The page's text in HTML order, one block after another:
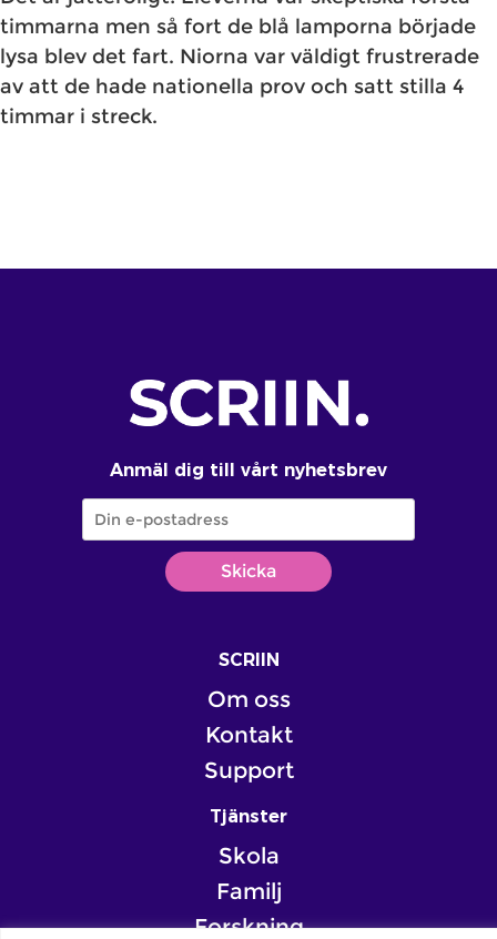
timmarna men så fort de blå lamporna började
lysa blev det fart. Niorna var väldigt frustrerade
av att de hade nationella prov och satt stilla 4
timmar i streck.
Anmäl dig till vårt nyhetsbrev
SCRIIN
Om oss
Kontakt
Support
Tjänster
Skola
Familj
Forskning